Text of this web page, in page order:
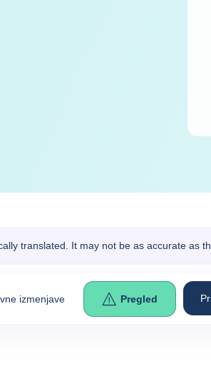
translated. It may not be as accurate as
izmenjave Pregled